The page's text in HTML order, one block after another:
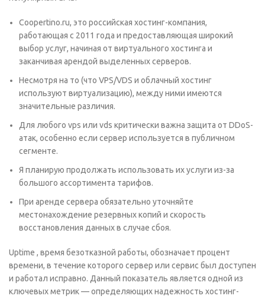
Coopertino.ru, это российская хостинг-компания,
работающая с 2011 года и предоставляющая широкий
выбор услуг, начиная от виртуального хостинга и
заканчивая арендой выделенных серверов.
Несмотря на то (что VPS/VDS и облачный хостинг
используют виртуализацию), между ними имеются
значительные различия.
Для любого vps или vds критически важна защита от DDoS-
атак, особенно если сервер используется в публичном
сегменте.
Я планирую продолжать использовать их услуги из-за
большого ассортимента тарифов.
При аренде сервера обязательно уточняйте
местонахождение резервных копий и скорость
восстановления данных в случае сбоя.
Uptime , время безотказной работы, обозначает процент
времени, в течение которого сервер или сервис был доступен
и работал исправно. Данный показатель является одной из
ключевых метрик — определяющих надежность хостинг-